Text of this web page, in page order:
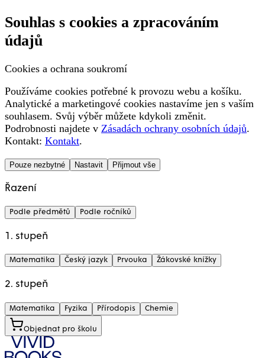
Souhlas s cookies a zpracováním
údajů
Cookies a ochrana soukromí
Používáme cookies potřebné k provozu webu a košíku.
Analytické a marketingové cookies nastavíme jen s vaším
souhlasem. Svůj výběr můžete kdykoli změnit.
Podrobnosti najdete v Zásadách ochrany osobních údajů.
Kontakt: Kontakt.
Pouze nezbytné Nastavit Přijmout vše
Řazení
Podle předmětů Podle ročníků
1. stupeň
Matematika Český jazyk Prvouka Žákovské knížky
2. stupeň
Matematika Fyzika Přírodopis Chemie
Objednat pro školu